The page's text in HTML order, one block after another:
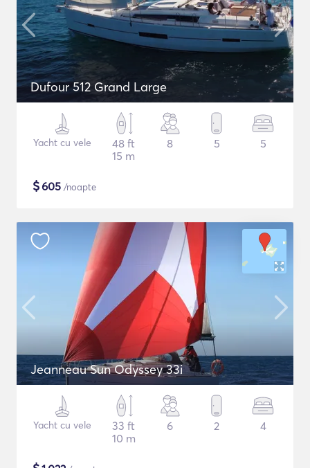
Dufour 512 Grand Large
Yacht cu vele
48 ft
15 m
8 5 5
$605 /noapte
Jeanneau Sun Odyssey 33i
Yacht cu vele
33 ft
10 m
6 2 4